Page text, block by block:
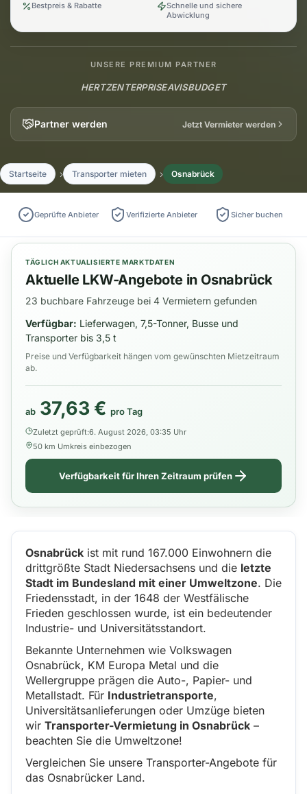
Bestpreis & Rabatte
Schnelle und sichere
Abwicklung
UNSERE PREMIUM PARTNER
HERTZENTERPRISEAVISBUDGET
Partner werden Jetzt Vermieter werden
Startseite Transporter mieten Osnabrück
Geprüfte Anbieter Verifizierte Anbieter Sicher buchen
TÄGLICH AKTUALISIERTE MARKTDATEN
Aktuelle LKW-Angebote in Osnabrück
23 buchbare Fahrzeuge bei 4 Vermietern gefunden
Verfügbar: Lieferwagen, 7,5-Tonner, Busse und
Transporter bis 3,5 t
Preise und Verfügbarkeit hängen vom gewünschten Mietzeitraum
ab.
ab 37,63 € pro Tag
Zuletzt geprüft:6. August 2026, 03:35 Uhr
50 km Umkreis einbezogen
Verfügbarkeit für Ihren Zeitraum prüfen
Osnabrück ist mit rund 167.000 Einwohnern die
drittgrößte Stadt Niedersachsens und die letzte
Stadt im Bundesland mit einer Umweltzone. Die
Friedensstadt, in der 1648 der Westfälische
Frieden geschlossen wurde, ist ein bedeutender
Industrie- und Universitätsstandort.
Bekannte Unternehmen wie Volkswagen
Osnabrück, KM Europa Metal und die
Wellergruppe prägen die Auto-, Papier- und
Metallstadt. Für Industrietransporte,
Universitätsanlieferungen oder Umzüge bieten
wir Transporter-Vermietung in Osnabrück –
beachten Sie die Umweltzone!
Vergleichen Sie unsere Transporter-Angebote für
das Osnabrücker Land.